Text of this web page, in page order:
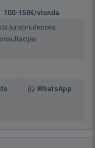
100-150€/stunda
jurisprudences,
WhatsApp